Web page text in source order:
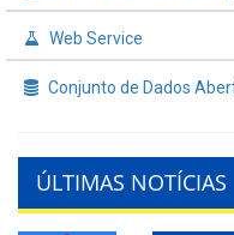
Web Service
Conjunto de Dados
ÚLTIMAS NOTÍCIAS